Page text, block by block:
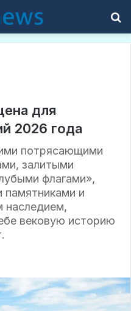
для
2026 года
потрясающими
залитыми
флагами»,
памятниками и
наследием,
вековую историю